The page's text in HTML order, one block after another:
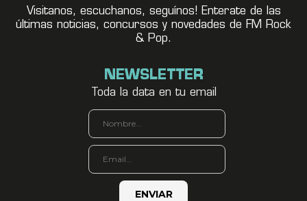
Visitanos, escuchanos, seguínos! Enterate de las
últimas noticias, concursos y novedades de FM Rock
& Pop.
NEWSLETTER
Toda la data en tu email